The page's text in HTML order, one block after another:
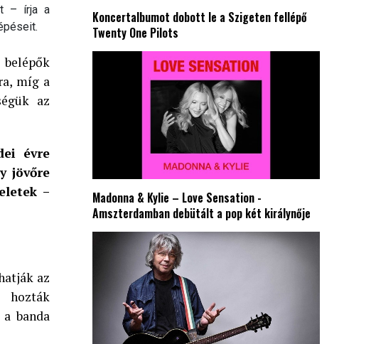
– írja a
belépők
míg a
az
évre
jövőre
–
az
hozták
banda
Koncertalbumot dobott le a Szigeten fellépő
Twenty One Pilots
Madonna & Kylie – Love Sensation -
Amszterdamban debütált a pop két királynője